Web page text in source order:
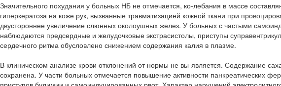
Значительного похудания у больных НБ не отмечается, ко-лебания в массе
гиперкератоза на коже рук, вызванные травматизацией кожной ткани при
двустороннее увеличение слюнных околоушных желез. У больных с частыми
наблюдаются предсердные и желудочковые экстрасистолы, приступы
сердечного ритма обусловлено снижением содержания калия в плазме.
В клиническом анализе крови отклонений от нормы не вы-является. Содержание
сохранена. У части больных отмечается повышение активности панкреатических